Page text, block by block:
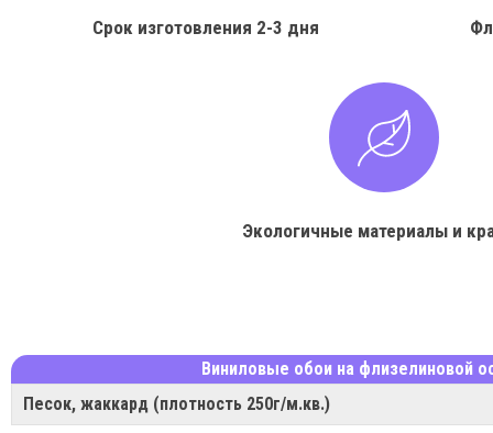
Срок изготовления 2-3 дня
Экологичные материалы и
Виниловые обои на флизелиновой
Песок, жаккард (плотность 250г/м.кв.)